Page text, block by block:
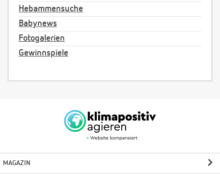
Hebammensuche
Babynews
Fotogalerien
Gewinnspiele
MAGAZIN